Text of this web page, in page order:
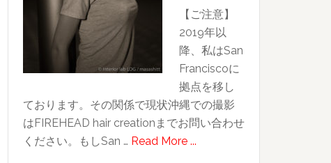
【ご注意】
2019年以
降、私はSan
Franciscoに
拠点を移し
ております。その関係で現状沖縄での撮影
はFIREHEAD hair creationまでお問い合わせ
ください。もしSan … Read More ...